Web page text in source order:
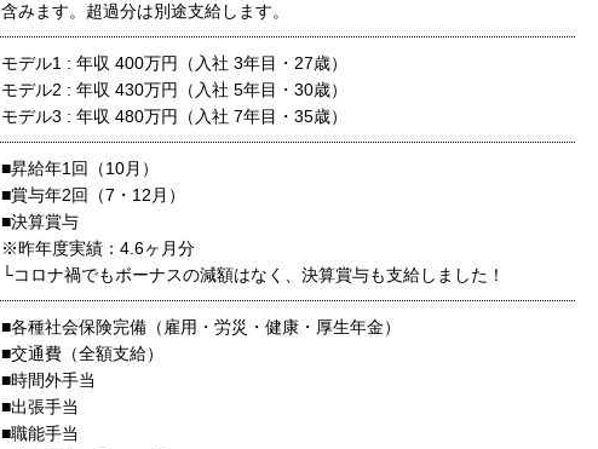
含みます。超過分は別途支給します。
モデル1 : 年収 400万円（入社 3年目・27歳）
モデル2 : 年収 430万円（入社 5年目・30歳）
モデル3 : 年収 480万円（入社 7年目・35歳）
■昇給年1回（10月）
■賞与年2回（7・12月）
■決算賞与
※昨年度実績：4.6ヶ月分
└コロナ禍でもボーナスの減額はなく、決算賞与も支給しました！
■各種社会保険完備（雇用・労災・健康・厚生年金）
■交通費（全額支給）
■時間外手当
■出張手当
■職能手当